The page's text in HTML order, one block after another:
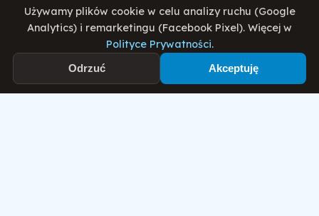
AkceptujęRegulaminiPolitykę Prywatności
Używamy plików cookie w celu analizy ruchu (Google
Analytics) i remarketingu (Facebook Pixel). Więcej w
Polityce Prywatności.
Odrzuć Akceptuję